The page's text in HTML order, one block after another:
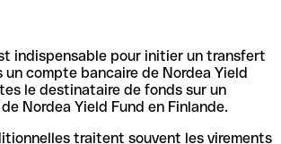
indispensable pour initier un transfert
compte bancaire de Nordea Yield
le destinataire de fonds sur un
Nordea Yield Fund en Finlande.
traitent souvent les virements